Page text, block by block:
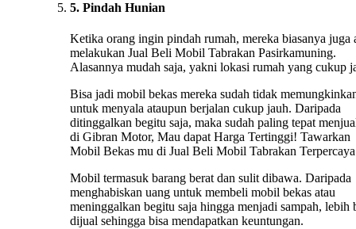
5. Pindah Hunian
Ketika orang ingin pindah rumah, mereka biasanya juga
melakukan Jual Beli Mobil Tabrakan Pasirkamuning.
Alasannya mudah saja, yakni lokasi rumah yang cukup
Bisa jadi mobil bekas mereka sudah tidak
untuk menyala ataupun berjalan cukup jauh. Daripada
ditinggalkan begitu saja, maka sudah paling tepat
di Gibran Motor, Mau dapat Harga Tertinggi! Tawarkan
Mobil Bekas mu di Jual Beli Mobil Tabrakan
Mobil termasuk barang berat dan sulit dibawa. Daripada
menghabiskan uang untuk membeli mobil bekas atau
meninggalkan begitu saja hingga menjadi sampah, lebih
dijual sehingga bisa mendapatkan keuntungan.